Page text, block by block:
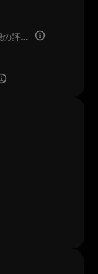
完全希薄化後の評価額